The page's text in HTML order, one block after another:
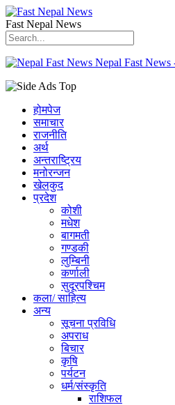
Fast Nepal News
Nepal Fast News
होमपेज
समाचार
राजनीति
अर्थ
अन्तराष्ट्रिय
मनोरन्जन
खेलकुद
प्रदेश
कोशी
मधेश
बागमती
गण्डकी
लुम्बिनी
कर्णाली
सुदूरपश्चिम
कला/ साहित्य
अन्य
सूचना प्रविधि
अपराध
बिचार
कृषि
पर्यटन
धर्म/संस्कृति
राशिफल